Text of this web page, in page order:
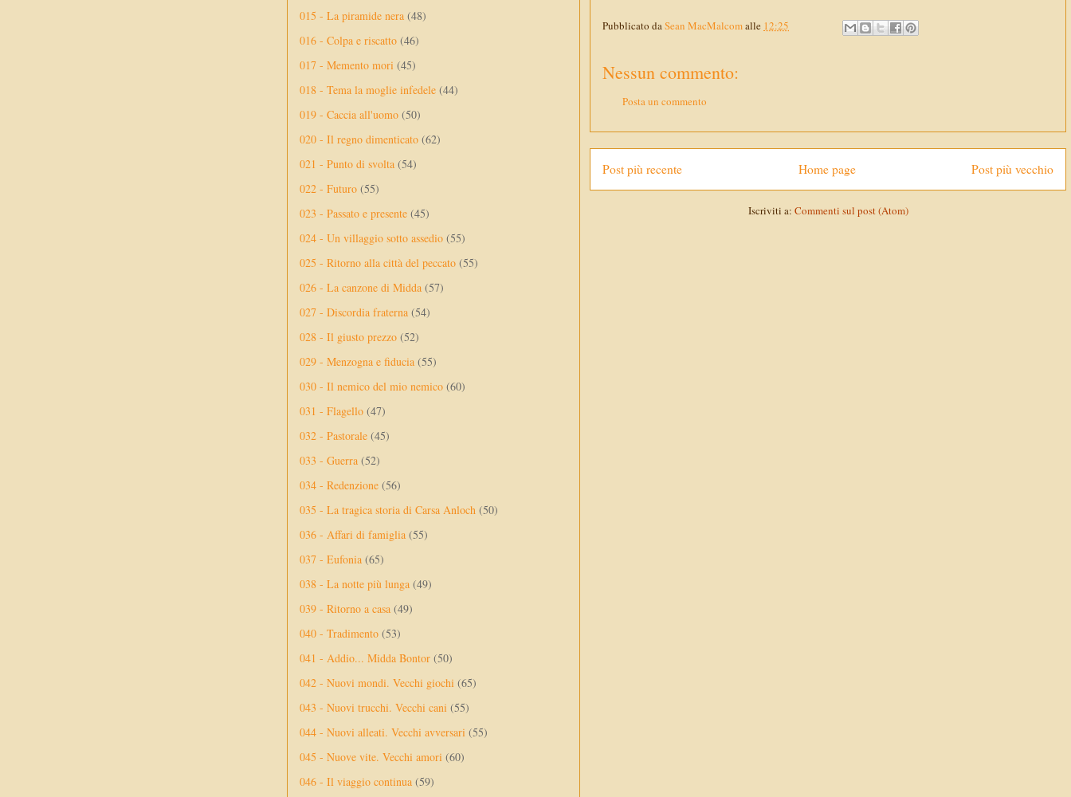
Pubblicato daSean MacMalcomalle 12:25
Nessun commento:
Posta un commento
Post più recente Post più vecchio
Home page
Iscriviti a: Commenti sul post (Atom)
015 - La piramide nera (48)
016 - Colpa e riscatto (46)
017 - Memento mori (45)
018 - Tema la moglie infedele (44)
019 - Caccia all'uomo (50)
020 - Il regno dimenticato (62)
021 - Punto di svolta (54)
022 - Futuro (55)
023 - Passato e presente (45)
024 - Un villaggio sotto assedio (55)
025 - Ritorno alla città del peccato (55)
026 - La canzone di Midda (57)
027 - Discordia fraterna (54)
028 - Il giusto prezzo (52)
029 - Menzogna e fiducia (55)
030 - Il nemico del mio nemico (60)
031 - Flagello (47)
032 - Pastorale (45)
033 - Guerra (52)
034 - Redenzione (56)
035 - La tragica storia di Carsa Anloch (50)
036 - Affari di famiglia (55)
037 - Eufonia (65)
038 - La notte più lunga (49)
039 - Ritorno a casa (49)
040 - Tradimento (53)
041 - Addio... Midda Bontor (50)
042 - Nuovi mondi. Vecchi giochi (65)
043 - Nuovi trucchi. Vecchi cani (55)
044 - Nuovi alleati. Vecchi avversari (55)
045 - Nuove vite. Vecchi amori (60)
046 - Il viaggio continua (59)